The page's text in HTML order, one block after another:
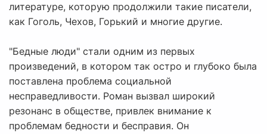
литературе, которую продолжили такие писатели,
как Гоголь, Чехов, Горький и многие другие.
"Бедные люди" стали одним из первых
произведений, в котором так остро и глубоко была
поставлена проблема социальной
несправедливости. Роман вызвал широкий
резонанс в обществе, привлек внимание к
проблемам бедности и бесправия. Он